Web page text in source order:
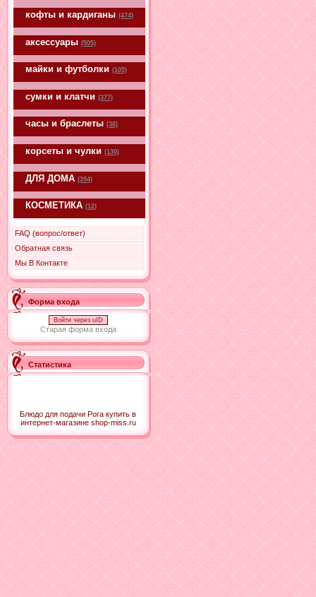
кофты и кардиганы (474)
аксессуары (505)
майки и футболки (105)
сумки и клатчи (377)
часы и браслеты (38)
корсеты и чулки (130)
ДЛЯ ДОМА (394)
КОСМЕТИКА (12)
FAQ (вопрос/ответ)
Обратная связь
Мы В Контакте
Форма входа
Войти через uID
Старая форма входа
Статистика
Блюдо для подачи Рога купить в
интернет-магазине shop-miss.ru